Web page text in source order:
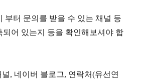
부터 문의를 받을 수 있는 채널 등
어 있는지 등을 확인해보셔야 합
, 네이버 블로그, 연락처(유선연